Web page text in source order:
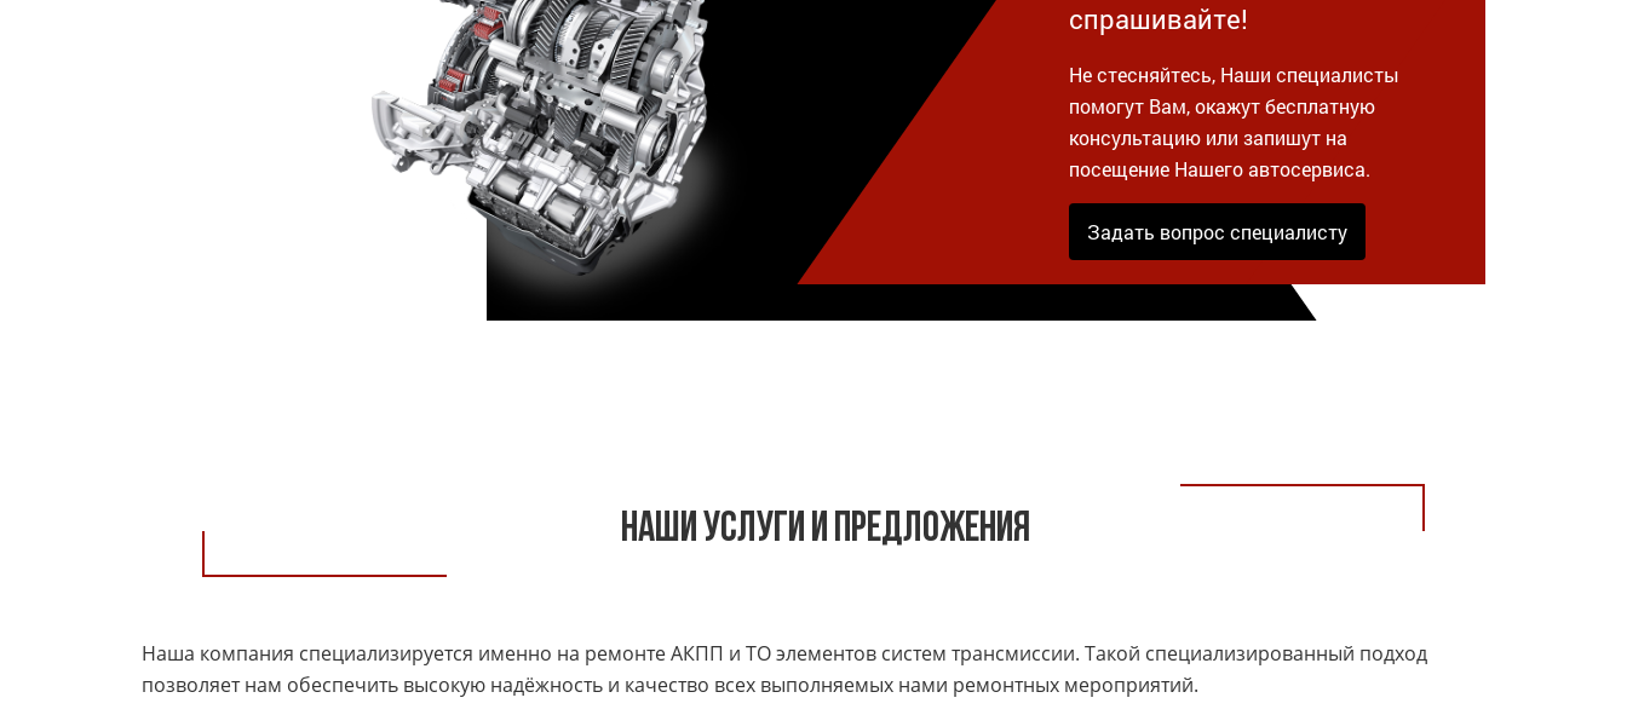
спрашивайте!
Не стесняйтесь, Наши специалисты
помогут Вам, окажут бесплатную
консультацию или запишут на
посещение Нашего автосервиса.
Задать вопрос специалисту
Наши услуги и предложения
Наша компания специализируется именно на ремонте АКПП и ТО элементов систем трансмиссии. Такой специализированный подход
позволяет нам обеспечить высокую надёжность и качество всех выполняемых нами ремонтных мероприятий.